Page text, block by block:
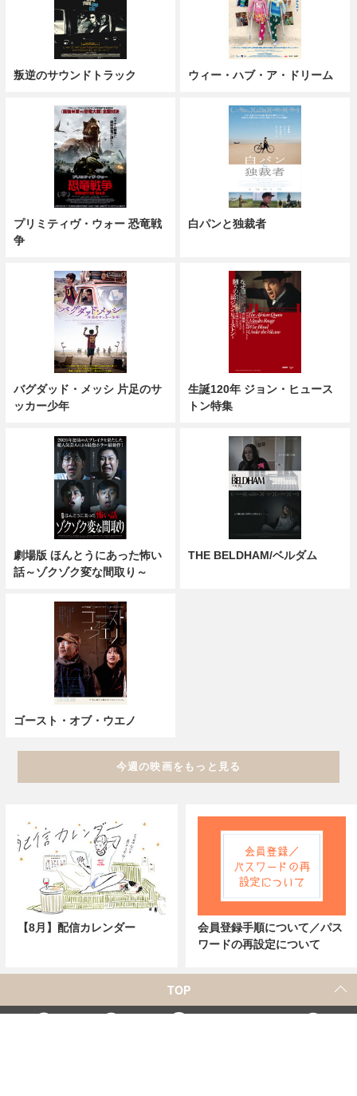
叛逆のサウンドトラック ウィー・ハブ・ア・ドリーム
プリミティヴ・ウォー 恐竜戦
争
白パンと独裁者
バグダッド・メッシ 片足のサ
ッカー少年
生誕120年 ジョン・ヒュース
トン特集
劇場版 ほんとうにあった怖い
話～ゾクゾク変な間取り～
THE BELDHAM/ベルダム
ゴースト・オブ・ウエノ
今週の映画をもっと見る
【8月】配信カレンダー
会員登録手順について／パス
ワードの再設定について
TOP